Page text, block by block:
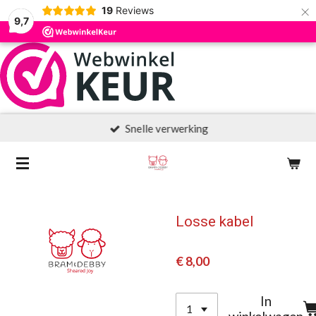
9,7
19 Reviews ×
Snelle verwerking
Losse kabel
€ 8,00
In